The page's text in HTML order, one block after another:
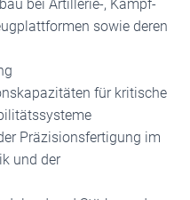
bei Artillerie-, Kampf-
sowie deren
für kritische
Präzisionsfertigung im
und der